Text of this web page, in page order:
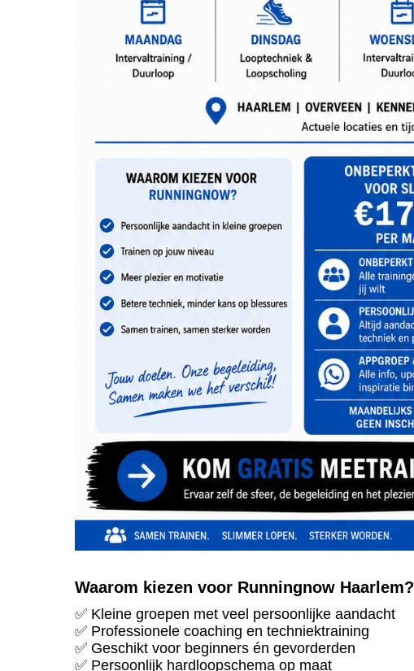
Waarom kiezen voor Runningnow Haarlem?
✅ Kleine groepen met veel persoonlijke aandacht
✅ Professionele coaching en techniektraining
✅ Geschikt voor beginners én gevorderden
✅ Persoonlijk hardloopschema op maat